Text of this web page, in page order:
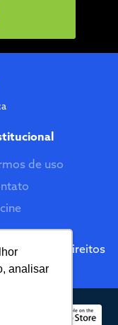
analisar
de uso
TV - Todos Direitos
2.0